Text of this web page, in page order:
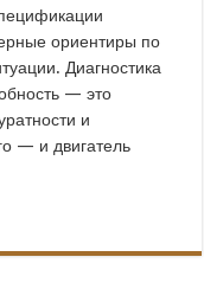
ориентиры по
Диагностика
— это
и
— и двигатель